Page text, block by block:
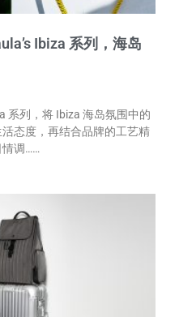
Ibiza 系列，海岛
系列，将 Ibiza 海岛氛围中的
态度，再结合品牌的工艺精
情调……